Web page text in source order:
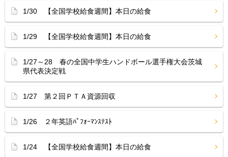
1/30 【全国学校給食週間】本日の給食
1/29 【全国学校給食週間】本日の給食
1/27～28 春の全国中学生ハンドボール選手権大会茨城
県代表決定戦
1/27 第２回ＰＴＡ資源回収
1/26 ２年英語ﾊﾟﾌｫｰﾏﾝｽﾃｽﾄ
1/24 【全国学校給食週間】本日の給食